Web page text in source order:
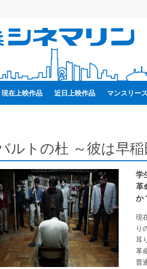
現在上映作品 近日上映作品 マンスリー
ルトの杜 ～彼は早
学
革
か
現
り
耳
革
普